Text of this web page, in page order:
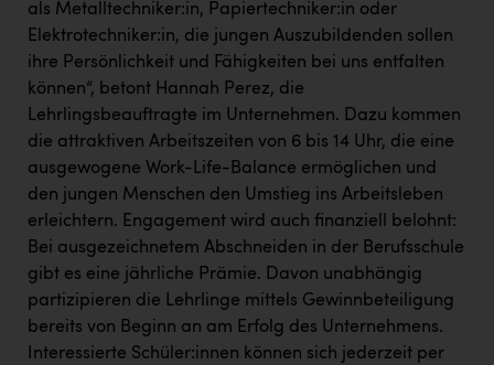
als Metalltechniker:in, Papiertechniker:in oder
Elektrotechniker:in, die jungen Auszubildenden sollen
ihre Persönlichkeit und Fähigkeiten bei uns entfalten
können“, betont Hannah Perez, die
Lehrlingsbeauftragte im Unternehmen. Dazu kommen
die attraktiven Arbeitszeiten von 6 bis 14 Uhr, die eine
ausgewogene Work-Life-Balance ermöglichen und
den jungen Menschen den Umstieg ins Arbeitsleben
erleichtern. Engagement wird auch finanziell belohnt:
Bei ausgezeichnetem Abschneiden in der Berufsschule
gibt es eine jährliche Prämie. Davon unabhängig
partizipieren die Lehrlinge mittels Gewinnbeteiligung
bereits von Beginn an am Erfolg des Unternehmens.
Interessierte Schüler:innen können sich jederzeit per